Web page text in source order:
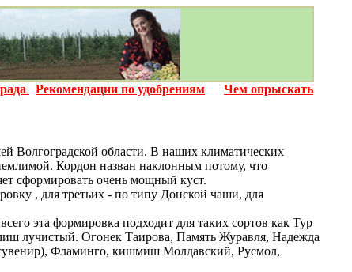
Рекомендации по удобрениям
Чем опрыскать
Волгоградской области. В наших климатических
Кордон назван наклонным потому, что
сформировать очень мощный куст.
, для третьих - по типу Донской чаши, для
эта формировка подходит для таких сортов как Тур
лучистый. Огонек Таирова, Память Журавля, Надежда
Фламинго, кишмиш Молдавский, Русмол,